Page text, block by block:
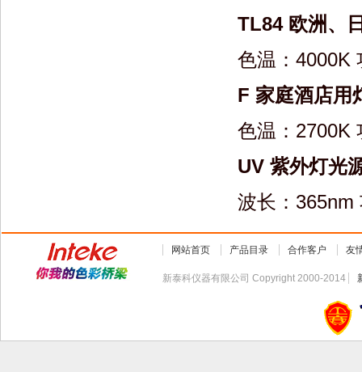
TL84 欧洲、
色温：4000K
F 家庭酒店用
色温：2700K
UV 紫外灯光
波长：365nm
网站首页 产品目录 合作客户 友
新泰科仪器有限公司 Copyright 2000-2014